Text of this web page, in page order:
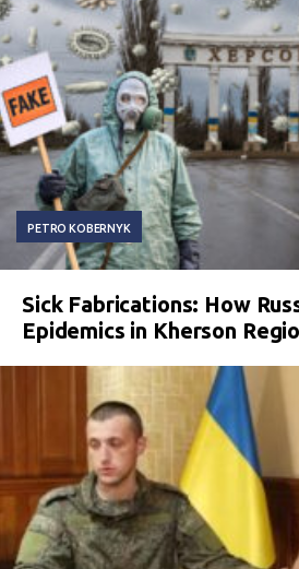
PETRO KOBERNYK
Sick Fabrications: How
Epidemics in Kherson